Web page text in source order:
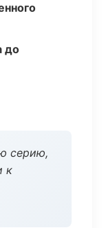
до
серию,
к